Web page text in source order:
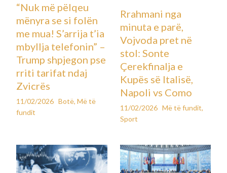
“Nuk më pëlqeu
mënyra se si folën
me mua! S’arrija t’ia
mbyllja telefonin” –
Trump shpjegon pse
rriti tarifat ndaj
Zvicrës
11/02/2026 Botë,Më të
fundit
Rrahmani nga
minuta e parë,
Vojvoda pret në
stol: Sonte
Çerekfinalja e
Kupës së Italisë,
Napoli vs Como
11/02/2026 Më të fundit,
Sport